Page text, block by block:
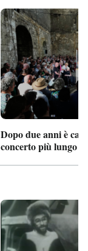
Dopo due anni è
concerto più lungo